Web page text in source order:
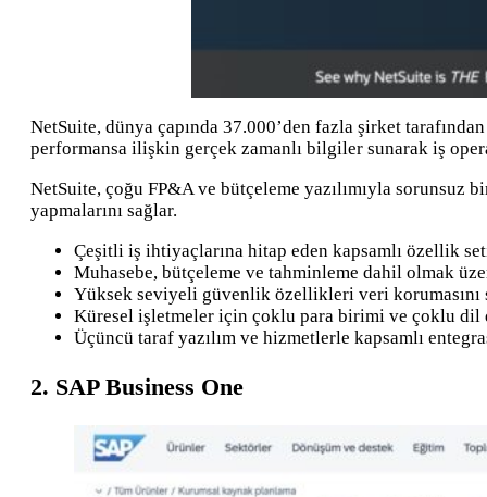
NetSuite, dünya çapında 37.000’den fazla şirket
performansa ilişkin gerçek zamanlı bilgiler sunarak iş
NetSuite, çoğu FP&A ve bütçeleme yazılımıyla
yapmalarını sağlar.
Çeşitli iş ihtiyaçlarına hitap eden kapsamlı özellik
Muhasebe, bütçeleme ve tahminleme dahil olmak
Yüksek seviyeli güvenlik özellikleri veri korumasını
Küresel işletmeler için çoklu para birimi ve çoklu dil
Üçüncü taraf yazılım ve hizmetlerle kapsamlı
2. SAP Business One